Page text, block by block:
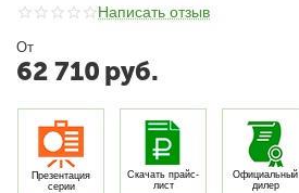
Написать отзыв
От
62 710 руб.
Презентация
серии
Скачать прайс-
лист
Официальный
дилер